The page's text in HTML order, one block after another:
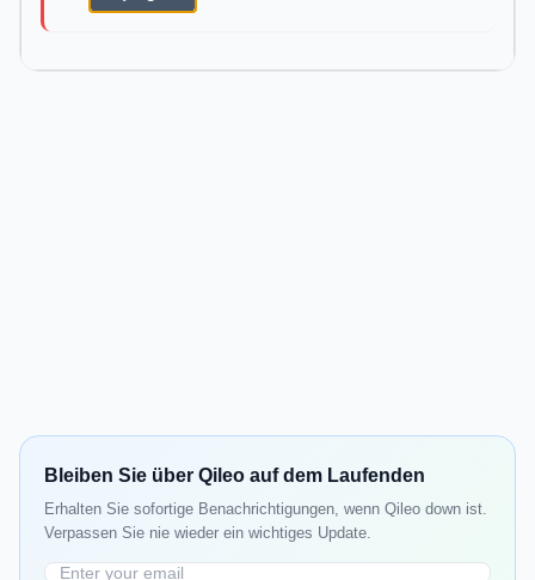
Bleiben Sie über Qileo auf dem Laufenden
Erhalten Sie sofortige Benachrichtigungen, wenn Qileo down ist.
Verpassen Sie nie wieder ein wichtiges Update.